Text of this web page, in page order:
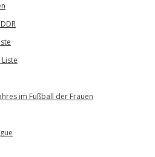
im Fußball der Frauen